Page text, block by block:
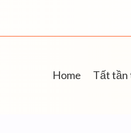
Home Tất tần